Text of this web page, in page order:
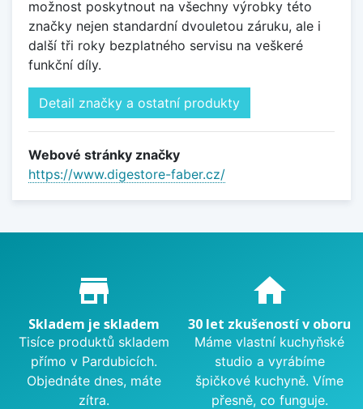
možnost poskytnout na všechny výrobky této
značky nejen standardní dvouletou záruku, ale i
další tři roky bezplatného servisu na veškeré
funkční díly.
Detail značky a ostatní produkty
Webové stránky značky
https://www.digestore-faber.cz/
Proč nakupovat u nás?
store_mall_directory
Skladem je skladem
Tisíce produktů skladem
přímo v Pardubicích.
Objednáte dnes, máte
zítra.
home
30 let zkušeností v oboru
Máme vlastní kuchyňské
studio a vyrábíme
špičkové kuchyně. Víme
přesně, co funguje.